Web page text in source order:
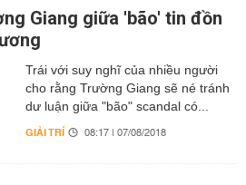
Giang giữa 'bão' tin đồn
Trái với suy nghĩ của nhiều người
cho rằng Trường Giang sẽ né tránh
dư luận giữa "bão" scandal có...
GIẢI TRÍ 08:17 | 07/08/2018